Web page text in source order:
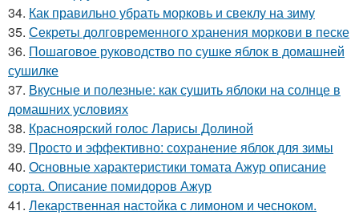
34. Как правильно убрать морковь и свеклу на зиму
35. Секреты долговременного хранения моркови в песке
36. Пошаговое руководство по сушке яблок в домашней
сушилке
37. Вкусные и полезные: как сушить яблоки на солнце в
домашних условиях
38. Красноярский голос Ларисы Долиной
39. Просто и эффективно: сохранение яблок для зимы
40. Основные характеристики томата Ажур описание
сорта. Описание помидоров Ажур
41. Лекарственная настойка с лимоном и чесноком.